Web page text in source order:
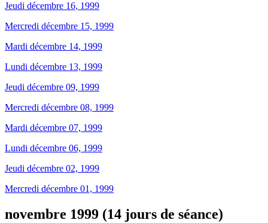
Jeudi décembre 16, 1999
Mercredi décembre 15, 1999
Mardi décembre 14, 1999
Lundi décembre 13, 1999
Jeudi décembre 09, 1999
Mercredi décembre 08, 1999
Mardi décembre 07, 1999
Lundi décembre 06, 1999
Jeudi décembre 02, 1999
Mercredi décembre 01, 1999
novembre 1999 (14 jours de séance)